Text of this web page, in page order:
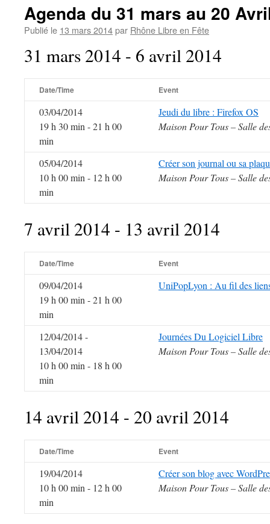
Agenda du 31 mars au 20
Publié le 13 mars 2014par Rhône Libre en Fête
31 mars 2014 - 6 avril 2014
Date/Time Event
03/04/2014
19 h 30 min - 21 h 00
min
Jeudi du libre : Firefox OS
Maison Pour Tous – Salle
05/04/2014
10 h 00 min - 12 h 00
min
Créer son journal ou sa
Maison Pour Tous – Salle
7 avril 2014 - 13 avril 2014
Date/Time Event
09/04/2014
19 h 00 min - 21 h 00
min
UniPopLyon : Au fil des
12/04/2014 -
13/04/2014
10 h 00 min - 18 h 00
min
Journées Du Logiciel Libre
Maison Pour Tous – Salle
14 avril 2014 - 20 avril 2014
Date/Time Event
19/04/2014
10 h 00 min - 12 h 00
min
Créer son blog avec
Maison Pour Tous – Salle